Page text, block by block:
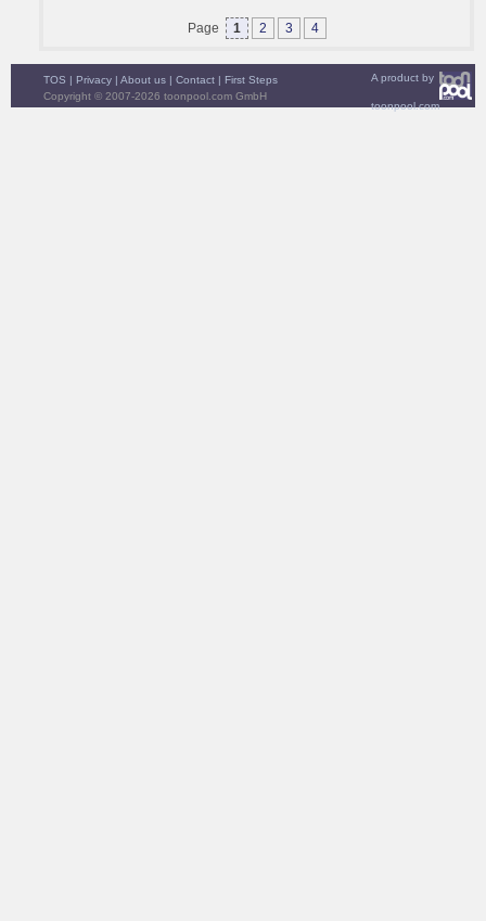
Page 1 2 3 4
A product by
toonpool.com
TOS | Privacy | About us | Contact | First Steps
Copyright © 2007-2026 toonpool.com GmbH